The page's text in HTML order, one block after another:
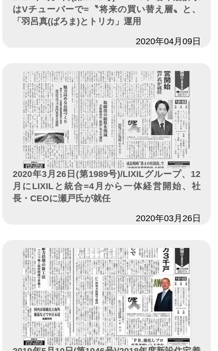
はVチューバーで=〝将来の買い替え層〟と、
「羽呂真(ぱろま)とトリカ」運用
2020年04月09日
2020年3月26日(第1989号)/LIXILグループ、12
月にLIXILと統合=4月から一体経営開始、社
長・CEOに瀬戸氏が就任
2020年03月26日